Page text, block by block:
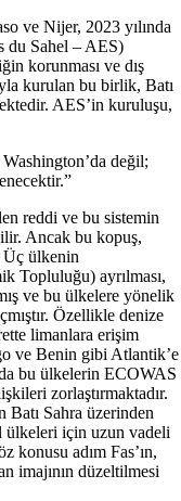
ve Nijer, 2023 yılında
du Sahel – AES)
korunması ve dış
kurulan bu birlik, Batı
AES’in kuruluşu,
değil;
reddi ve bu sistemin
Ancak bu kopuş,
Üç ülkenin
Topluluğu) ayrılması,
ve bu ülkelere yönelik
Özellikle denize
limanlara erişim
ve Benin gibi Atlantik’e
bu ülkelerin ECOWAS
zorlaştırmaktadır.
Sahra üzerinden
ülkeleri için uzun vadeli
konusu adım Fas’ın,
imajının düzeltilmesi